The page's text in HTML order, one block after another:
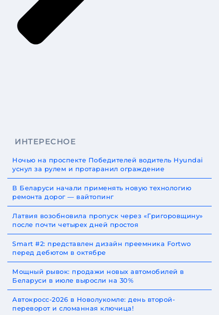
ИНТЕРЕСНОЕ
Ночью на проспекте Победителей водитель Hyundai
уснул за рулем и протаранил ограждение
В Беларуси начали применять новую технологию
ремонта дорог — вайтопинг
Латвия возобновила пропуск через «Григоровщину»
после почти четырех дней простоя
Smart #2: представлен дизайн преемника Fortwo
перед дебютом в октябре
Мощный рывок: продажи новых автомобилей в
Беларуси в июле выросли на 30%
Автокросс-2026 в Новолукомле: день второй-
переворот и сломанная ключица!